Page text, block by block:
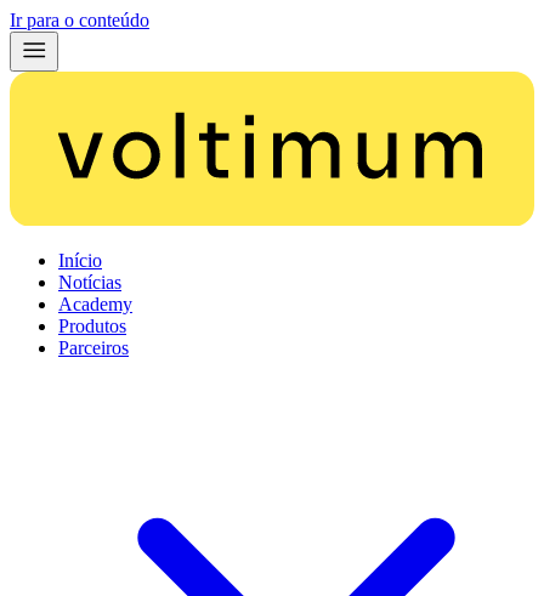
Ir para o conteúdo
Início
Notícias
Academy
Produtos
Parceiros